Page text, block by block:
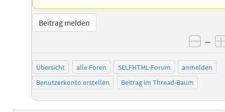
Beitrag melden
–
Übersicht alle Foren SELFHTML-Forum
anmelden
Benutzerkonto erstellen
Beitrag im Thread-Baum